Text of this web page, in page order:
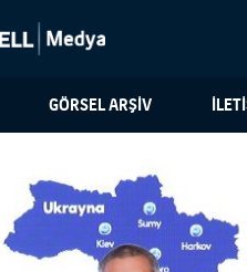
GÖRSEL ARŞİV